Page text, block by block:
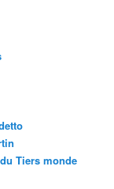
Tiers monde